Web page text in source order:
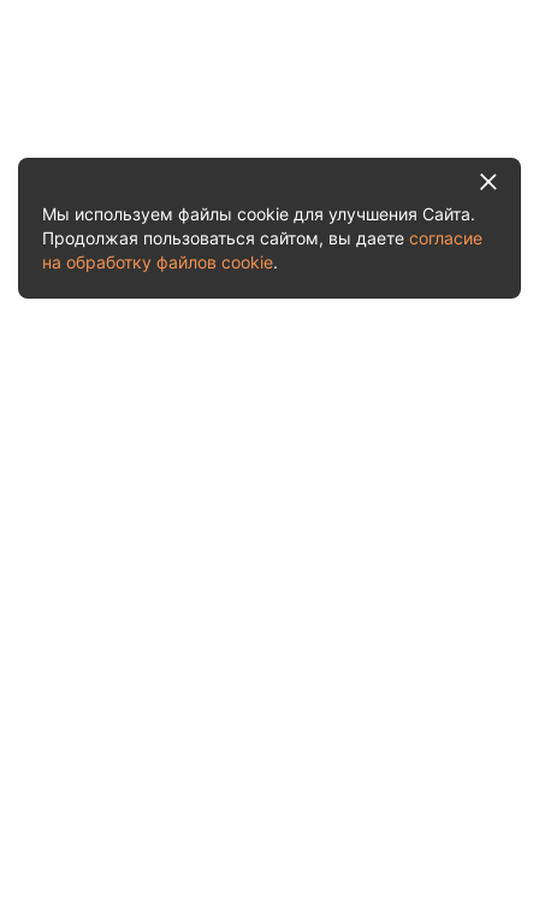
Мы используем файлы cookie для улучшения Сайта.
Продолжая пользоваться сайтом, вы даете согласие
на обработку файлов cookie.